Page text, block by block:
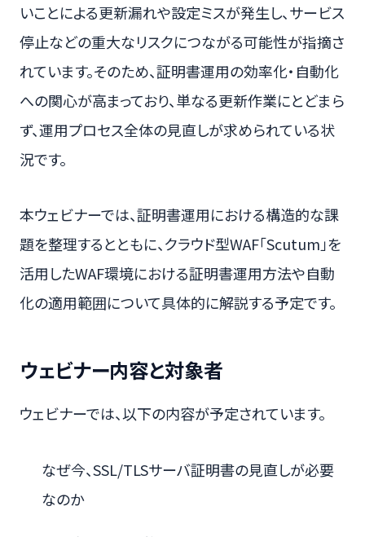
いことによる更新漏れや設定ミスが発生し、サービス
停止などの重大なリスクにつながる可能性が指摘さ
れています。そのため、証明書運用の効率化・自動化
への関心が高まっており、単なる更新作業にとどまら
ず、運用プロセス全体の見直しが求められている状
況です。
本ウェビナーでは、証明書運用における構造的な課
題を整理するとともに、クラウド型WAF「Scutum」を
活用したWAF環境における証明書運用方法や自動
化の適用範囲について具体的に解説する予定です。
ウェビナー内容と対象者
ウェビナーでは、以下の内容が予定されています。
なぜ今、SSL/TLSサーバ証明書の見直しが必要
なのか